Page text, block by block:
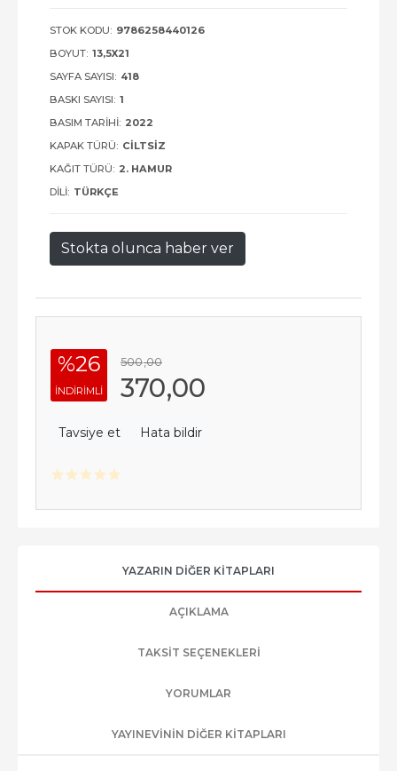
STOK KODU: 9786258440126
BOYUT: 13,5X21
SAYFA SAYISI: 418
BASKI SAYISI: 1
BASIM TARIHI: 2022
KAPAK TÜRÜ: CILTSIZ
KAĞIT TÜRÜ: 2. HAMUR
DILI: TÜRKÇE
Stokta olunca haber ver
%26
INDIRIMLI
500,00
370,00
Tavsiye et Hata bildir
YAZARIN DIĞER KITAPLARI
AÇIKLAMA
TAKSIT SEÇENEKLERI
YORUMLAR
YAYINEVININ DIĞER KITAPLARI